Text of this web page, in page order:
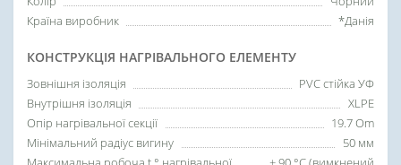
Країна виробник
*Данія
КОНСТРУКЦІЯ НАГРІВАЛЬНОГО ЕЛЕМЕНТУ
Зовнішня ізоляція
PVC стійка УФ
Внутрішня ізоляція
XLPE
Опір нагрівальної секції
19.7 Om
Мінімальний радіус вигину
50 мм